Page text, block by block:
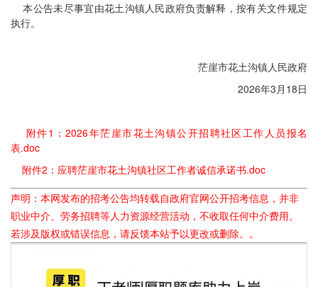
本公告未尽事宜由花土沟镇人民政府负责解释，按有关文件规定
执行。
茫崖市花土沟镇人民政府
2026年3月18日
附件1：2026年茫崖市花土沟镇公开招聘社区工作人员报名
表.doc
附件2：应聘茫崖市花土沟镇社区工作者诚信承诺书.doc
声明：本网发布的招考公告均转载自政府官网公开招考信息，并非
职业中介、劳务招聘等人力资源经营活动，不收取任何中介费用。
若涉及版权或错误信息，请反馈本站予以更改或删除。。